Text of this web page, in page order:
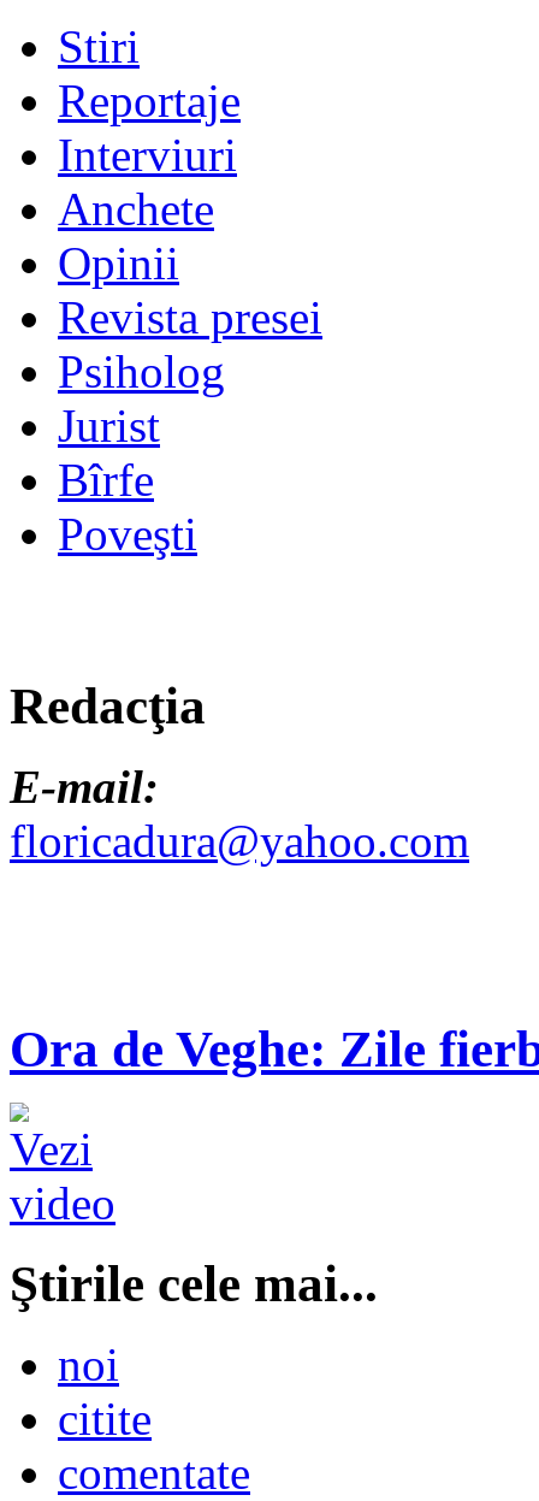
Stiri
Reportaje
Interviuri
Anchete
Opinii
Revista presei
Psiholog
Jurist
Bîrfe
Poveşti
Redacţia
E-mail:
floricadura@yahoo.com
Ora de Veghe: Zile
Ştirile cele mai...
noi
citite
comentate